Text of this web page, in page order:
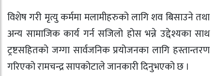
विशेष गरी मृत्यु कर्ममा मलामीहरुको लागि शव बिसाउने तथा
अन्य सामाजिक कार्य गर्न सजिलो होस भन्ने उद्देश्यका साथ
ट्रष्टसहितको जग्गा सार्वजनिक प्रयोजनका लागि हस्तान्तरण
गरिएको रामचन्द्र सापकोटाले जानकारी दिनुभएको छ ।